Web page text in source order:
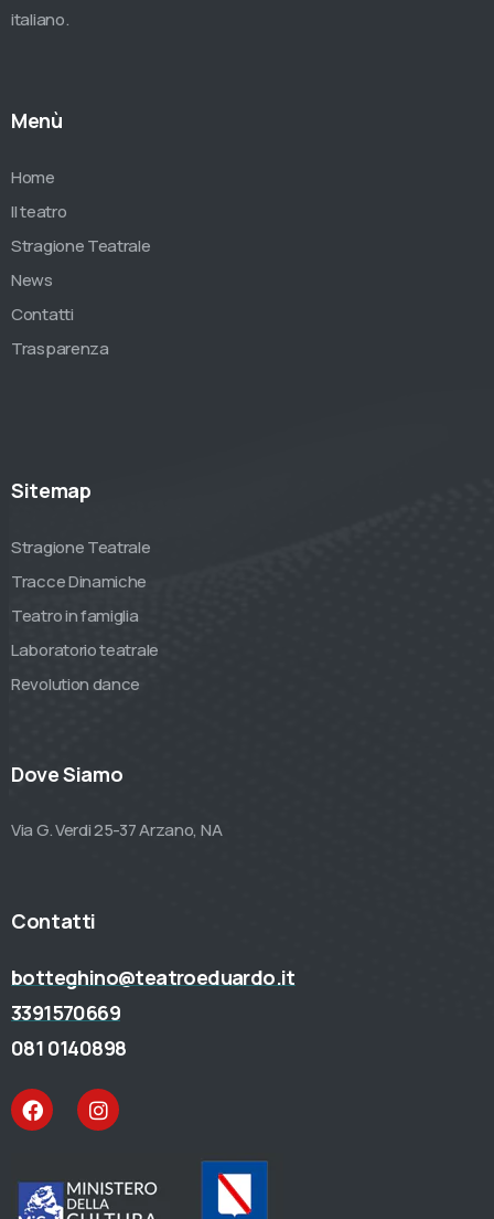
italiano.
Menù
Home
Il teatro
Stragione Teatrale
News
Contatti
Trasparenza
Sitemap
Stragione Teatrale
Tracce Dinamiche
Teatro in famiglia
Laboratorio teatrale
Revolution dance
Dove Siamo
Via G. Verdi 25-37 Arzano, NA
Contatti
botteghino@teatroeduardo.it
3391570669
081 0140898